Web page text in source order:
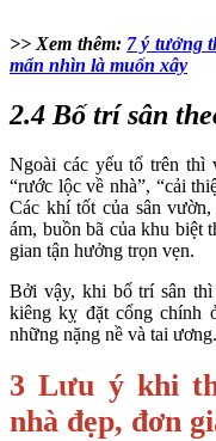
>> Xem thêm: 7 ý tưởng
mẩn nhìn là muốn xây
2.4 Bố trí sân
Ngoài các yếu tố trên thì
“rước lộc về nhà”, “cải
Các khí tốt của sân
ám, buồn bã của khu biệt
gian tận hưởng trọn vẹn.
Bởi vậy, khi bố trí sân thì
kiêng kỵ đặt cổng chính
những nặng nề và tai ương.
3 Lưu ý khi
nhà đẹp, đơn